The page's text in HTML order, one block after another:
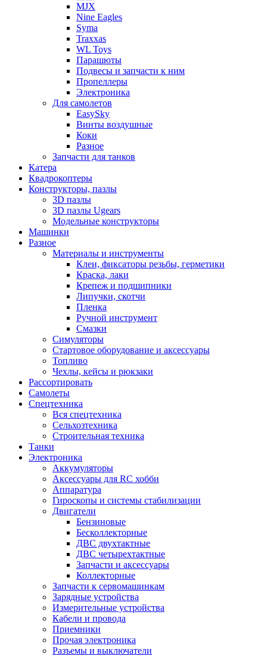
MJX
Nine Eagles
Syma
Traxxas
WL Toys
Парашюты
Подвесы и запчасти к ним
Пропеллеры
Электроника
Для самолетов
EasySky
Винты воздушные
Коки
Разное
Запчасти для танков
Катера
Квадрокоптеры
Конструкторы, пазлы
3D пазлы
3D пазлы Ugears
Модельные конструкторы
Машинки
Разное
Материалы и инструменты
Клеи, фиксаторы резьбы, герметики
Краска, лаки
Крепеж и подшипники
Липучки, скотчи
Пленка
Ручной инструмент
Смазки
Симуляторы
Стартовое оборудование и аксессуары
Топливо
Чехлы, кейсы и рюкзаки
Рассортировать
Самолеты
Спецтехника
Вся спецтехника
Сельхозтехника
Строительная техника
Танки
Электроника
Аккумуляторы
Аксессуары для RC хобби
Аппаратура
Гироскопы и системы стабилизации
Двигатели
Бензиновые
Бесколлекторные
ДВС двухтактные
ДВС четырехтактные
Запчасти и аксессуары
Коллекторные
Запчасти к сервомашинкам
Зарядные устройства
Измерительные устройства
Кабели и провода
Приемники
Прочая электроника
Разъемы и выключатели